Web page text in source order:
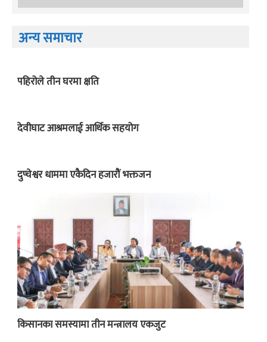
अन्य समाचार
पहिरोले तीन घरमा क्षति
देवीघाट आश्रमलाई आर्थिक सहयोग
दुप्चेश्वर धाममा एकैदिन हजारौं भक्तजन
किसानका समस्यामा तीन मन्त्रालय एकजुट